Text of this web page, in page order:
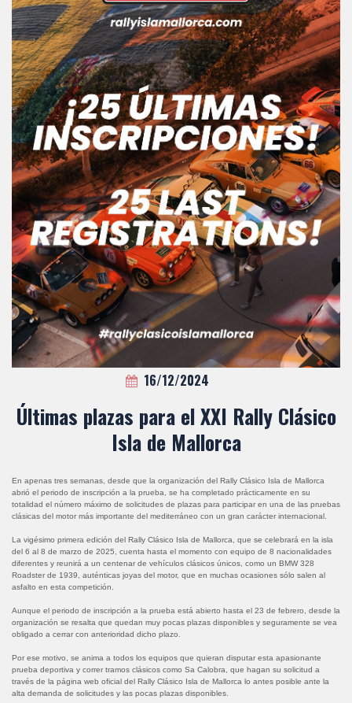
16/12/2024
Últimas plazas para el XXI Rally Clásico
Isla de Mallorca
En apenas tres semanas, desde que la organización del Rally Clásico Isla de Mallorca
abrió el periodo de inscripción a la prueba, se ha completado prácticamente en su
totalidad el número máximo de solicitudes de plazas para participar en una de las pruebas
clásicas del motor más importante del mediterráneo con un gran carácter internacional.
La vigésimo primera edición del Rally Clásico Isla de Mallorca, que se celebrará en la isla
del 6 al 8 de marzo de 2025, cuenta hasta el momento con equipo de 8 nacionalidades
diferentes y reunirá a un centenar de vehículos clásicos únicos, como un BMW 328
Roadster de 1939, auténticas joyas del motor, que en muchas ocasiones sólo salen al
asfalto en esta competición.
Aunque el periodo de inscripción a la prueba está abierto hasta el 23 de febrero, desde la
organización se resalta que quedan muy pocas plazas disponibles y seguramente se vea
obligado a cerrar con anterioridad dicho plazo.
Por ese motivo, se anima a todos los equipos que quieran disputar esta apasionante
prueba deportiva y correr tramos clásicos como Sa Calobra, que hagan su solicitud a
través de la página web oficial del Rally Clásico Isla de Mallorca lo antes posible ante la
alta demanda de solicitudes y las pocas plazas disponibles.